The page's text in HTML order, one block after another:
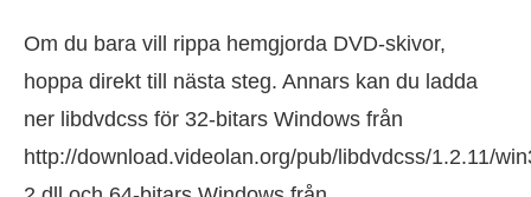
Om du bara vill rippa hemgjorda DVD-skivor,
hoppa direkt till nästa steg. Annars kan du ladda
ner libdvdcss för 32-bitars Windows från
http://download.videolan.org/pub/libdvdcss/1.2.11/